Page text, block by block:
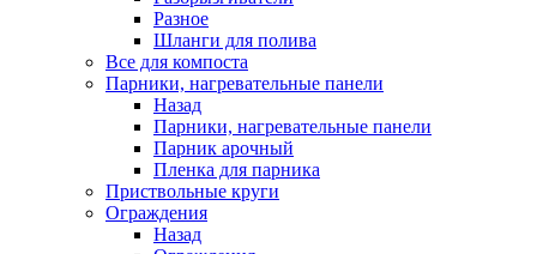
Разное
Шланги для полива
Все для компоста
Парники, нагревательные панели
Назад
Парники, нагревательные панели
Парник арочный
Пленка для парника
Приствольные круги
Ограждения
Назад